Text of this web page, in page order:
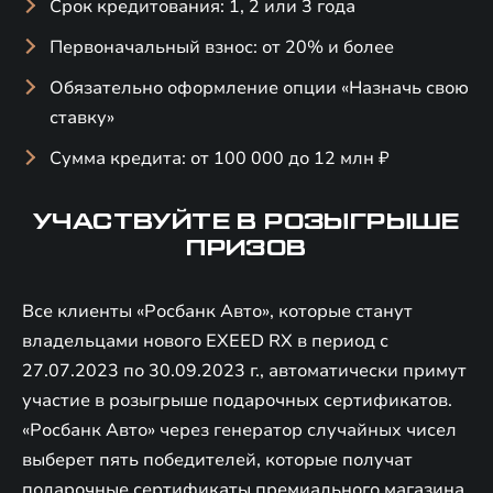
Срок кредитования: 1, 2 или 3 года
Первоначальный взнос: от 20% и более
Обязательно оформление опции «Назначь свою
ставку»
Сумма кредита: от 100 000 до 12 млн ₽
УЧАСТВУЙТЕ В РОЗЫГРЫШЕ
ПРИЗОВ
Все клиенты «Росбанк Авто», которые станут
владельцами нового EXEED RX в период с
27.07.2023 по 30.09.2023 г., автоматически примут
участие в розыгрыше подарочных сертификатов.
«Росбанк Авто» через генератор случайных чисел
выберет пять победителей, которые получат